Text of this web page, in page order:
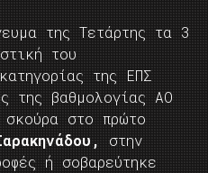
της Τετάρτης τα 3
του
της ΕΠΣ
της βαθμολογίας ΑΟ
στο πρώτο
στην
ή σοβαρεύτηκε